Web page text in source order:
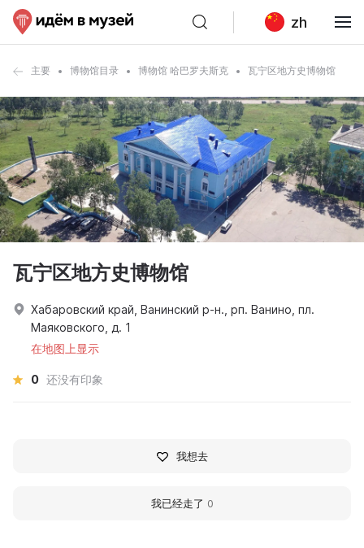
zh
主要 博物馆目录 博物馆 哈巴罗夫斯克 瓦宁区地方史博物馆
瓦宁区地方史博物馆
Хабаровский край, Ванинский р-н., рп. Ванино, пл.
Маяковского, д. 1
在地图上显示
0 还没有印象
我想去
我已经走了 0